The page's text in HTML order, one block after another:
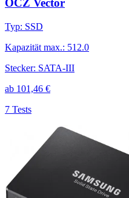
OCZ Vector
Typ: SSD
Kapazität max.: 512.0
Stecker: SATA-III
ab 101,46 €
7 Tests